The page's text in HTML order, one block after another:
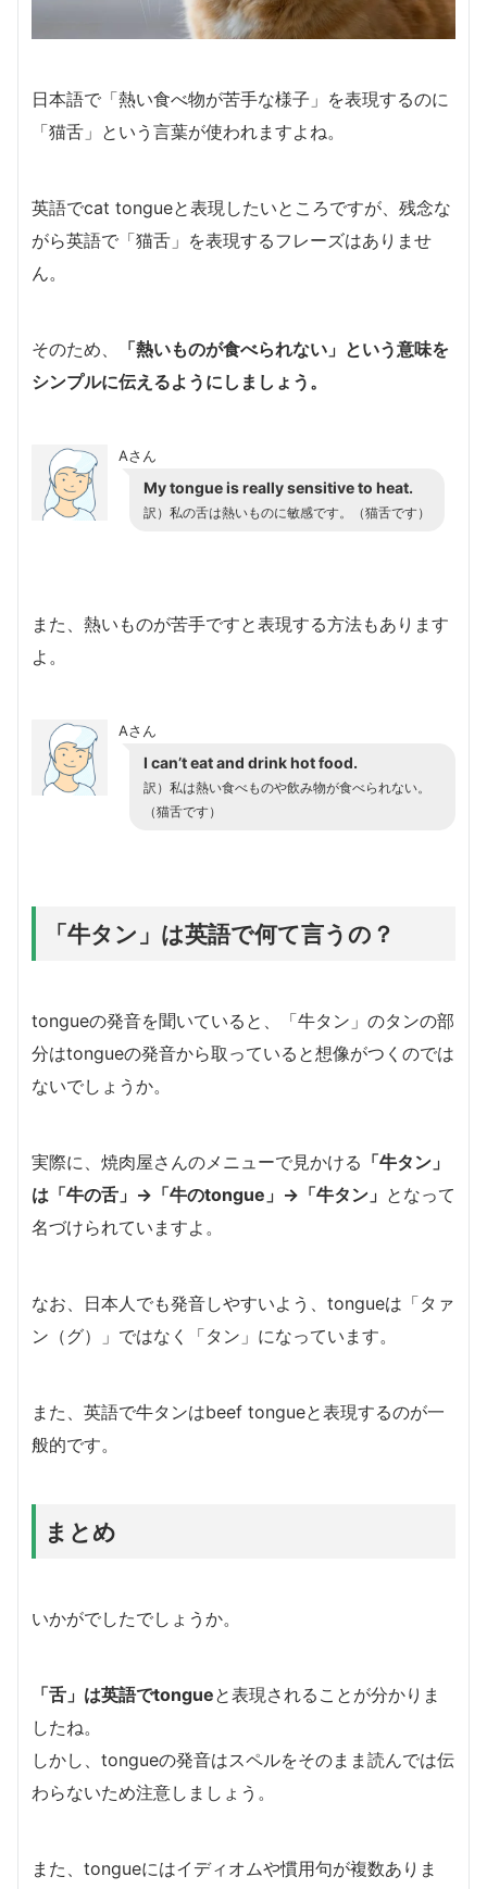
日本語で「熱い食べ物が苦手な様子」を表現するのに
「猫舌」という言葉が使われますよね。
英語でcat tongueと表現したいところですが、残念な
がら英語で「猫舌」を表現するフレーズはありませ
ん。
そのため、
「熱いものが食べられない」という意味を
シンプルに伝えるようにしましょう。
Aさん
My tongue is really sensitive to heat.
訳）私の舌は熱いものに敏感です。（猫舌です）
また、熱いものが苦手ですと表現する方法もあります
よ。
Aさん
I can’t eat and drink hot food.
訳）私は熱い食べものや飲み物が食べられない。
（猫舌です）
「牛タン」は英語で何て言うの？
tongueの発音を聞いていると、「牛タン」のタンの部
分はtongueの発音から取っていると想像がつくのでは
ないでしょうか。
実際に、焼肉屋さんのメニューで見かける 「牛タン」
は「牛の舌」→「牛のtongue」→「牛タン」 となって
名づけられていますよ。
なお、日本人でも発音しやすいよう、tongueは「タァ
ン（グ）」ではなく「タン」になっています。
また、英語で牛タンはbeef tongueと表現するのが一
般的です。
まとめ
いかがでしたでしょうか。
「舌」は英語でtongueと表現されることが分かりま
したね。
しかし、tongueの発音はスペルをそのまま読んでは伝
わらないため注意しましょう。
また、tongueにはイディオムや慣用句が複数ありま